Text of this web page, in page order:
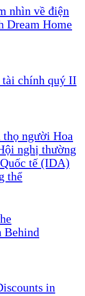
nhìn về điện
Dream Home
tài chính quý II
người Hoa
nghị thường
tế (IDA)
thể
Behind
in